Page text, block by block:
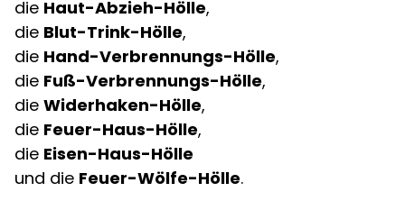
die Haut-Abzieh-Hölle,
die Blut-Trink-Hölle,
die Hand-Verbrennungs-Hölle,
die Fuß-Verbrennungs-Hölle,
die Widerhaken-Hölle,
die Feuer-Haus-Hölle,
die Eisen-Haus-Hölle
und die Feuer-Wölfe-Hölle.